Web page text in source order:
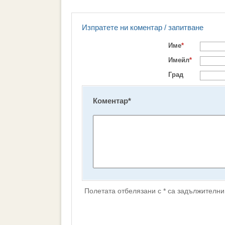
Изпратете ни коментар / запитване
Име*
Имейл*
Град
Коментар*
Полетата отбелязани с * са задължителни